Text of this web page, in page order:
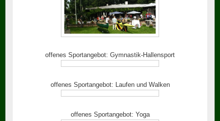
offenes Sportangebot: Gymnastik-Hallensport
offenes Sportangebot: Laufen und Walken
offenes Sportangebot: Yoga